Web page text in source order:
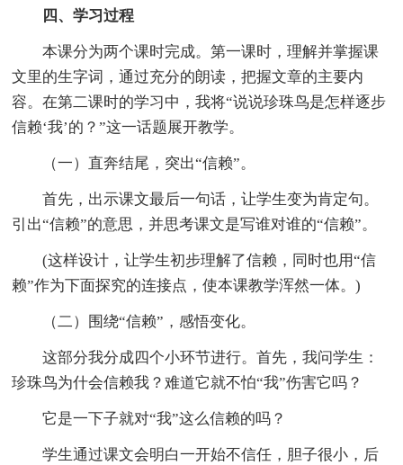
四、学习过程
本课分为两个课时完成。第一课时，理解并掌握课
文里的生字词，通过充分的朗读，把握文章的主要内
容。在第二课时的学习中，我将“说说珍珠鸟是怎样逐步
信赖‘我’的？”这一话题展开教学。
（一）直奔结尾，突出“信赖”。
首先，出示课文最后一句话，让学生变为肯定句。
引出“信赖”的意思，并思考课文是写谁对谁的“信赖”。
(这样设计，让学生初步理解了信赖，同时也用“信
赖”作为下面探究的连接点，使本课教学浑然一体。)
（二）围绕“信赖”，感悟变化。
这部分我分成四个小环节进行。首先，我问学生：
珍珠鸟为什会信赖我？难道它就不怕“我”伤害它吗？
它是一下子就对“我”这么信赖的吗？
学生通过课文会明白一开始不信任，胆子很小，后